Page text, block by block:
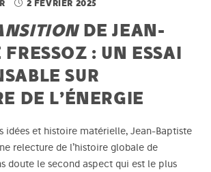
2 FÉVRIER 2025
DE JEAN-
FRESSOZ : UN ESSAI
SUR
DE L’ÉNERGIE
idées et histoire matérielle, Jean-Baptiste
relecture de l’histoire globale de
doute le second aspect qui est le plus